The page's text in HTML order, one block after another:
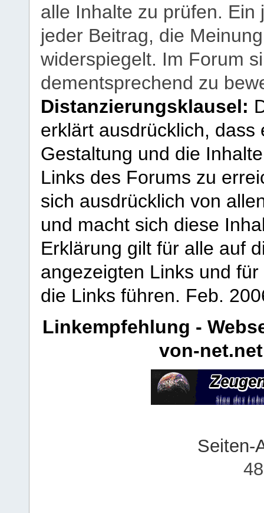
alle Inhalte zu prüfen.
jeder Beitrag, die
widerspiegelt. Im Forum
dementsprechend zu
Distanzierungsklausel:
erklärt ausdrücklich,
Gestaltung und die
Links des Forums zu
sich ausdrücklich von
und macht sich diese
Erklärung gilt für alle auf
angezeigten Links und
die Links führen. Feb.
Linkempfehlung -
von-net.net
Seiten-